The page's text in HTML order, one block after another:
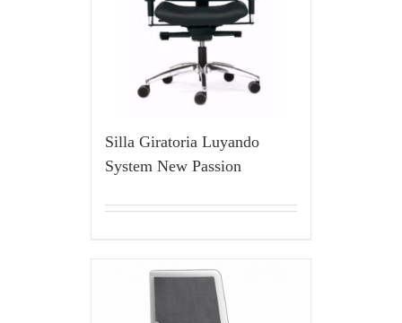
Silla Giratoria Luyando
System New Passion